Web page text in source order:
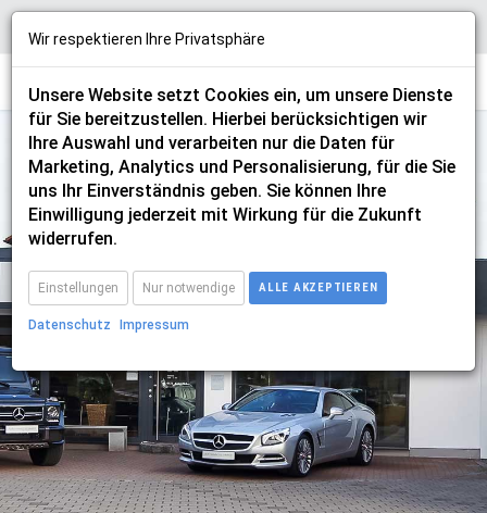
challenger
Wir respektieren Ihre Privatsphäre
Unsere Website setzt Cookies ein, um unsere Dienste
für Sie bereitzustellen. Hierbei berücksichtigen wir
Ihre Auswahl und verarbeiten nur die Daten für
Marketing, Analytics und Personalisierung, für die Sie
uns Ihr Einverständnis geben. Sie können Ihre
Einwilligung jederzeit mit Wirkung für die Zukunft
widerrufen.
Einstellungen Nur notwendige ALLE AKZEPTIEREN
Datenschutz Impressum